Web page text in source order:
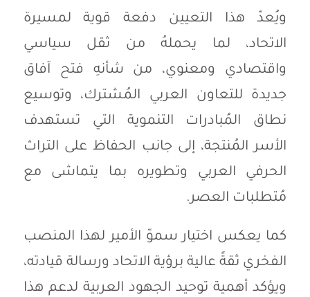
ويُعدّ هذا التعيين دفعة قوية لمسيرة
الاتحاد، لما يحملهُ من ثقل سياسي
واقتصادي ومعنوي، من شأنهِ فتح آفاق
جديدة للتعاون العربي المُشترك، وتوسيع
نطاق المُبادرات التنموية التي تستهدف
الأسر المُنتجة، إلى جانب الحفاظ على التراث
الحرفي العربي وتطويره بما يتماشى مع
مُتطلبات العصر.
كما يعكس اختيار سموّ الأمير لهذا المنصب
الفخري ثقةً عالية برؤية الاتحاد ورسالة قيادته،
ويؤكد أهمية توحيد الجهود العربية لدعم هذا